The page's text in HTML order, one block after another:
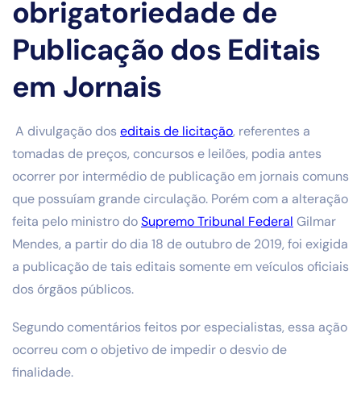
obrigatoriedade de
Publicação dos Editais
em Jornais
A divulgação dos editais de licitação, referentes a
tomadas de preços, concursos e leilões, podia antes
ocorrer por intermédio de publicação em jornais comuns
que possuíam grande circulação. Porém com a alteração
feita pelo ministro doSupremo Tribunal Federal Gilmar
Mendes, a partir do dia 18 de outubro de 2019, foi exigida
a publicação de tais editais somente em veículos oficiais
dos órgãos públicos.
Segundo comentários feitos por especialistas, essa ação
ocorreu com o objetivo de impedir o desvio de
finalidade.